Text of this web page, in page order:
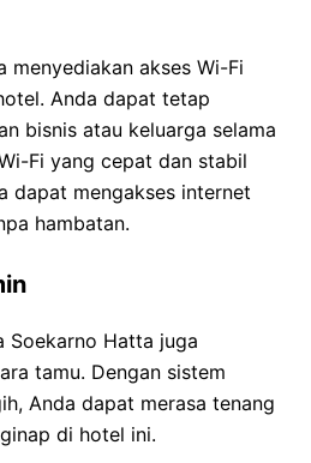
menyediakan akses Wi-Fi
Anda dapat tetap
bisnis atau keluarga selama
Fi yang cepat dan stabil
dapat mengakses internet
hambatan.
Soekarno Hatta juga
tamu. Dengan sistem
Anda dapat merasa tenang
di hotel ini.